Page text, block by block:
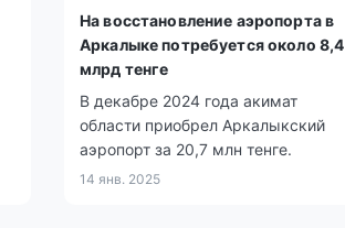
На восстановление аэропорта в
Аркалыке потребуется около 8,4
млрд тенге
В декабре 2024 года акимат
области приобрел Аркалыкский
аэропорт за 20,7 млн тенге.
14 янв. 2025